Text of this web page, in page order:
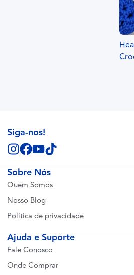
Sobre Nós
Quem Somos
Nosso Blog
Política de privacidade
Ajuda e Suporte
Fale Conosco
Onde Comprar
Siga-nos!